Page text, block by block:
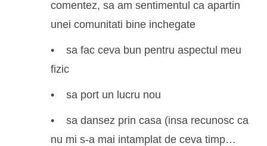
comentez, sa am sentimentul ca apartin
unei comunitati bine inchegate
sa fac ceva bun pentru aspectul meu
fizic
sa port un lucru nou
sa dansez prin casa (insa recunosc ca
nu mi s-a mai intamplat de ceva timp…